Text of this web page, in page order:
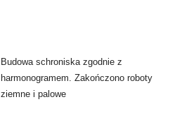
Budowa schroniska zgodnie z
harmonogramem. Zakończono roboty
ziemne i palowe